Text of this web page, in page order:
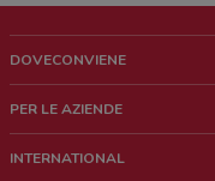
DOVECONVIENE
Chi siamo
PER LE AZIENDE
INTERNATIONAL